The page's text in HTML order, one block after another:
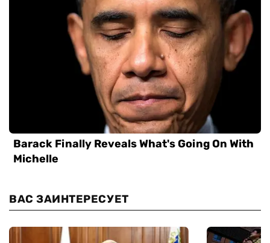
ВАС ЗАИНТЕРЕСУЕТ